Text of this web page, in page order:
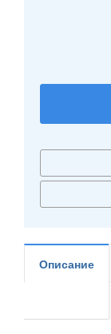
Описание